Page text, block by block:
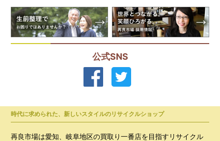
公式SNS
時代に求められた、新しいスタイルのリサイクルショップ
再良市場は愛知、岐阜地区の買取り一番店を目指すリサイクル